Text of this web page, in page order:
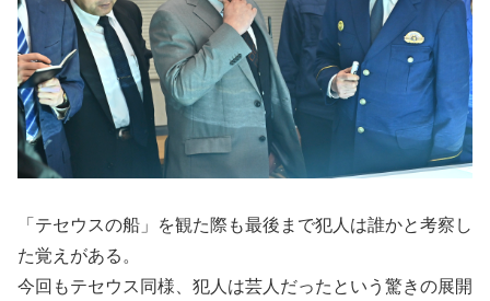
「テセウスの船」を観た際も最後まで犯人は誰かと考察し
た覚えがある。
今回もテセウス同様、犯人は芸人だったという驚きの展開